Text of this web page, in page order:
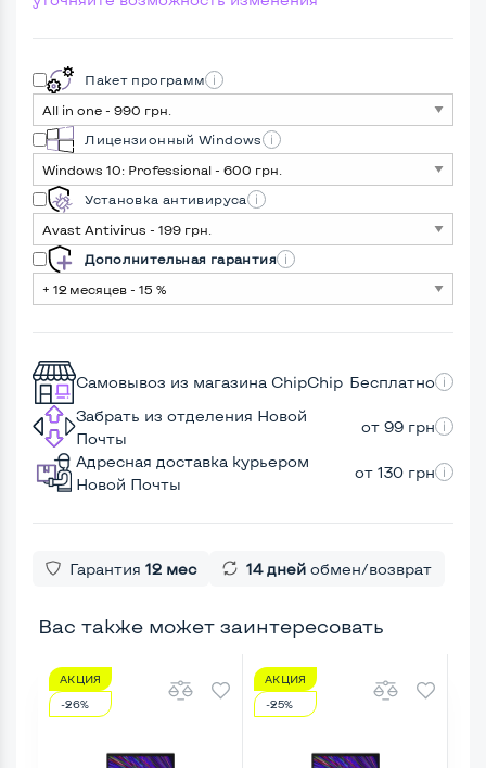
Пакет программ
Лицензионный Windows
Установка антивируса
Дополнительная гарантия
Самовывоз из магазина ChipChip Бесплатно
Забрать из отделения Новой
Почты
от 99 грн
Адресная доставка курьером
Новой Почты
от 130 грн
Гарантия 12 мес 14 дней обмен/возврат
Вас также может заинтересовать
АКЦИЯ
-26%
АКЦИЯ
-25%